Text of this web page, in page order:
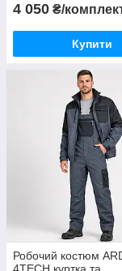
4 050 ₴/
Купити
Робочий костюм